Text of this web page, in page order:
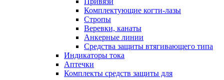
Комплектующие когти-лазы
Стропы
Веревки, канаты
Анкерные линии
Средства защиты втягивающего типа
Индикаторы тока
Аптечки
Комплекты средств защиты для